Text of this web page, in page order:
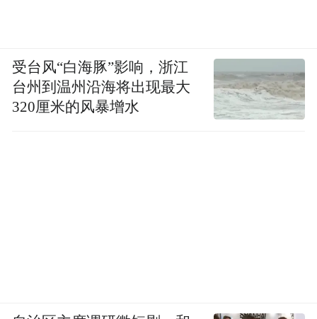
受台风“白海豚”影响，浙江
台州到温州沿海将出现最大
320厘米的风暴增水